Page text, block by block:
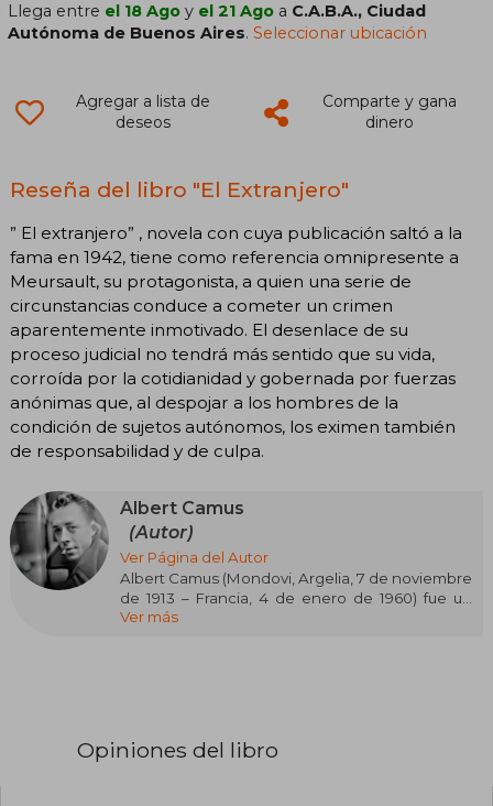
Llega entre el 18 Ago y el 21 Ago a C.A.B.A., Ciudad
Autónoma de Buenos Aires.Seleccionar ubicación
Agregar a lista de
deseos
Comparte y gana
dinero
Reseña del libro "El Extranjero"
” El extranjero” , novela con cuya publicación saltó a la
fama en 1942, tiene como referencia omnipresente a
Meursault, su protagonista, a quien una serie de
circunstancias conduce a cometer un crimen
aparentemente inmotivado. El desenlace de su
proceso judicial no tendrá más sentido que su vida,
corroída por la cotidianidad y gobernada por fuerzas
anónimas que, al despojar a los hombres de la
condición de sujetos autónomos, los eximen también
de responsabilidad y de culpa.
Albert Camus
(Autor)
Ver Página del Autor
Albert Camus (Mondovi, Argelia, 7 de noviembre
de 1913 – Francia, 4 de enero de 1960) fue un
novelista, ensayista y filósofo francés, cuya
trasladó a Francia, donde desarrolló una prolífica
Ver más
Opiniones del libro